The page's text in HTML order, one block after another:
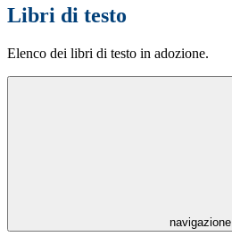
Libri di testo
Elenco dei libri di testo in adozione.
navigazione